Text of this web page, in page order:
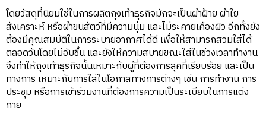
โดยวัสดุที่นิยมใช้ในการผลิตถุงเท้าธุรกิจมักจะเป็นผ้าฝ้าย ผ้าใย
สังเคราะห์ หรือผ้าขนสัตว์ที่มีความนุ่ม และไม่ระคายเคืองผิว อีกทั้งยัง
ต้องมีคุณสมบัติในการระบายอากาศได้ดี เพื่อให้สามารถสวมใส่ได้
ตลอดวันโดยไม่อับชื้น และยังให้ความสบายขณะใส่ในช่วงเวลาทำงาน
จึงทำให้ถุงเท้าธุรกิจนั้นเหมาะกับผู้ที่ต้องการลุคที่เรียบร้อย และเป็น
ทางการ เหมาะกับการใส่ในโอกาสทางการต่างๆ เช่น การทำงาน การ
ประชุม หรือการเข้าร่วมงานที่ต้องการความเป็นระเบียบในการแต่ง
กาย